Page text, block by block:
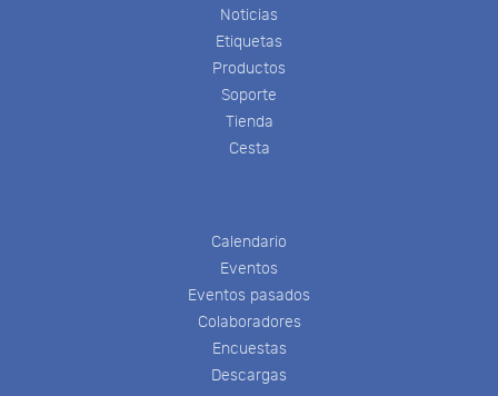
Noticias
Etiquetas
Productos
Soporte
Tienda
Cesta
Calendario
Eventos
Eventos pasados
Colaboradores
Encuestas
Descargas